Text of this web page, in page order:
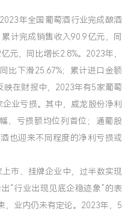
年全国葡萄酒行业完成酿酒
计完成销售收入90.9亿元，同
元，同比增长2.8%。2023年，
比下滑25.67%；累计进口金额
映在财报中，2023年有5家葡萄
业亏损。其中，威龙股份净利
、亏损额均位列首位；通葡股
也迎来不同程度的净利亏损或
市、挂牌企业中，过半数实现
“行业出现见底企稳迹象”的表
，业内仍未有定论。2023年，5